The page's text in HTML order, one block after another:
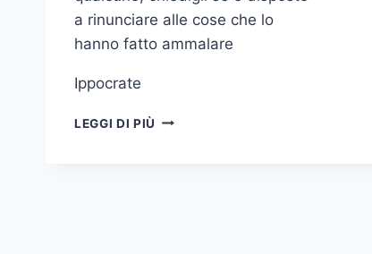
a rinunciare alle cose che lo
hanno fatto ammalare
Ippocrate
LEGGI DI PIÙ PRIMA